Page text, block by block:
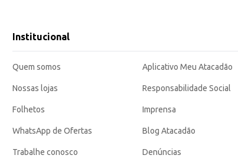
Institucional
Quem somos
Nossas lojas
Folhetos
WhatsApp de Ofertas
Trabalhe conosco
Aplicativo Meu Atacadão
Responsabilidade Social
Imprensa
Blog Atacadão
Denúncias